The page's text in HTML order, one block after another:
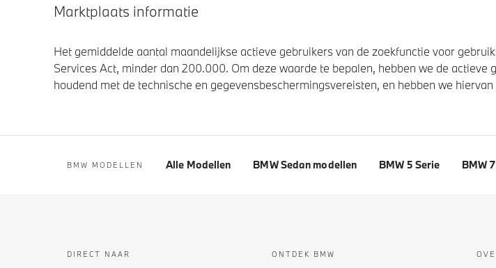
Marktplaats informatie
Het gemiddelde aantal maandelijkse actieve gebruikers van de zoekfunctie voor
Services Act, minder dan 200.000. Om deze waarde te bepalen, hebben we de
houdend met de technische en gegevensbeschermingsvereisten, en hebben we
BMW MODELLEN Alle Modellen BMW Sedan modellen BMW 5 Serie BMW
DIRECT NAAR ONTDEK BMW